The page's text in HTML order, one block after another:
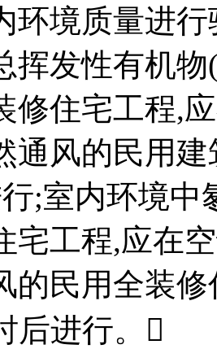
环境质量进
挥发性有机
修住宅工程,
通风的民用
;室内环境
宅工程,应在
的民用全装
后进行。